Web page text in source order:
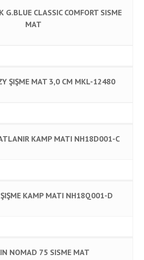
G.BLUE CLASSIC COMFORT SISME
MAT
ŞIŞME MAT 3,0 CM MKL-12480
KAMP MATI NH18D001-C
ŞIŞME KAMP MATI NH18Q001-D
NOMAD 75 SISME MAT